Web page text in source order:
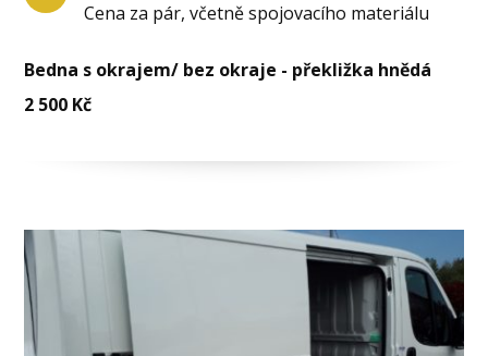
Cena za pár, včetně spojovacího materiálu
Bedna s okrajem/ bez okraje - překližka hnědá
2 500 Kč